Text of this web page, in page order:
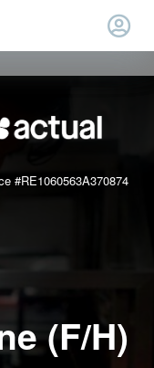
#RE1060563A370874
(F/H)